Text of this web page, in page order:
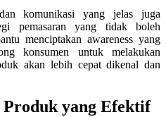
komunikasi yang jelas juga
pemasaran yang tidak boleh
menciptakan awareness yang
konsumen untuk melakukan
akan lebih cepat dikenal dan
Produk yang Efektif